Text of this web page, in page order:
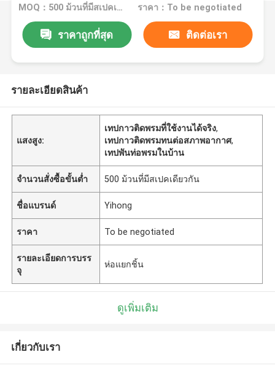
MOQ：500 ม้วนที่มีสเปคเดียวกัน ราคา：To be negotiated
ราคาถูกที่สุด ติดต่อเรา
รายละเอียดสินค้า
แสงสูง:
เทปกาวติดพรมที่ใช้งานได้จริง,
เทปกาวติดพรมทนต่อสภาพอากาศ,
เทปพันท่อพรมในบ้าน
จำนวนสั่งซื้อขั้นต่ำ 500 ม้วนที่มีสเปคเดียวกัน
ชื่อแบรนด์ Yihong
ราคา To be negotiated
รายละเอียดการบรร
จุ
ห่อแยกชิ้น
ดูเพิ่มเติม
เกี่ยวกับเรา